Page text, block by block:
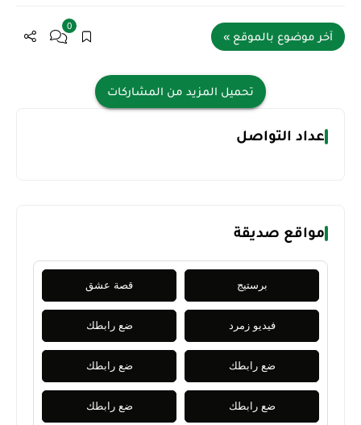
آخر موضوع بالموقع »
0
تحميل المزيد من المشاركات
عداد التواصل
مواقع صديقة
برستيج قصة عشق
فيديو زمرد ضع رابطك
ضع رابطك ضع رابطك
ضع رابطك ضع رابطك